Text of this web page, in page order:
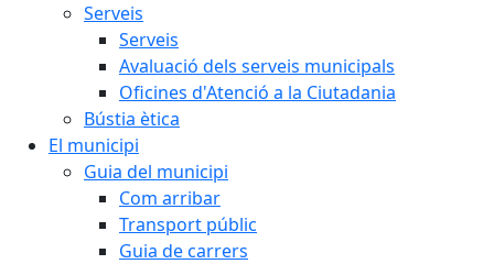
Serveis
Serveis
Avaluació dels serveis municipals
Oficines d'Atenció a la Ciutadania
Bústia ètica
El municipi
Guia del municipi
Com arribar
Transport públic
Guia de carrers